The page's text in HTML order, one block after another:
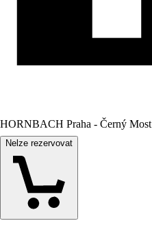
HORNBACH Praha - Černý Most
Nelze rezervovat